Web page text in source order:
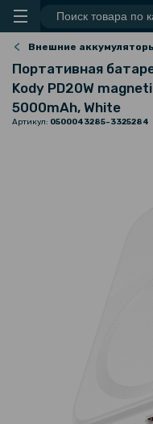
Внешние
Портативная
Kody PD20W
5000mAh, White
Артикул: 0500043285-3325284